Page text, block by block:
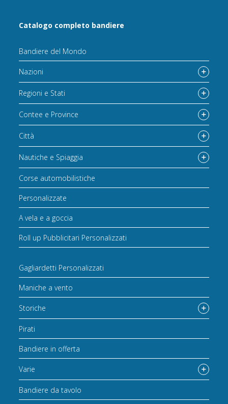
Catalogo completo bandiere
Bandiere del Mondo
Nazioni
Regioni e Stati
Contee e Province
Città
Nautiche e Spiaggia
Corse automobilistiche
Personalizzate
A vela e a goccia
Roll up Pubblicitari Personalizzati
Gagliardetti Personalizzati
Maniche a vento
Storiche
Pirati
Bandiere in offerta
Varie
Bandiere da tavolo